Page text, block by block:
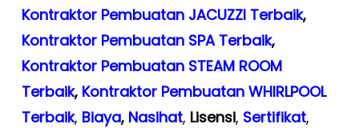
Kontraktor Pembuatan JACUZZI Terbaik,
Kontraktor Pembuatan SPA Terbaik,
Kontraktor Pembuatan STEAM ROOM
Terbaik, Kontraktor Pembuatan WHIRLPOOL
Terbaik, Biaya, Nasihat, Lisensi, Sertifikat,